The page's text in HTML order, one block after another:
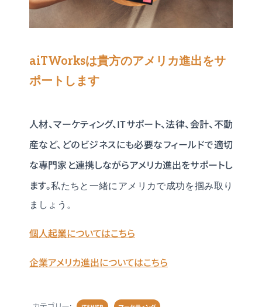
aiTWorksは貴方のアメリカ進出をサ
ポートします
人材、マーケティング、ITサポート、法律、会計、不動
産など、どのビジネスにも必要なフィールドで適切
な専門家と連携しながらアメリカ進出をサポートし
ます。私たちと一緒にアメリカで成功を掴み取り
ましょう。
個人起業についてはこちら
企業アメリカ進出についてはこちら